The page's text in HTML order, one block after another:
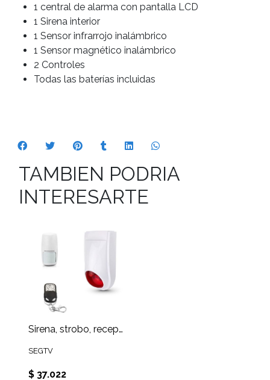
1 central de alarma con pantalla LCD
1 Sirena interior
1 Sensor infrarrojo inalámbrico
1 Sensor magnético inalámbrico
2 Controles
Todas las baterías incluidas
TAMBIEN PODRIA
INTERESARTE
Sirena, strobo, receptor, cargador y batería
SEGTV
$ 37.022